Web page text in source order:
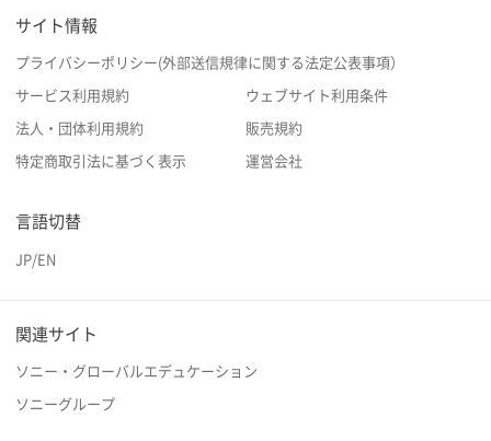
サイト情報
プライバシーポリシー(外部送信規律に関する法定公表事項）
サービス利用規約 ウェブサイト利用条件
法人・団体利用規約 販売規約
特定商取引法に基づく表示 運営会社
言語切替
JP/EN
関連サイト
ソニー・グローバルエデュケーション
ソニーグループ